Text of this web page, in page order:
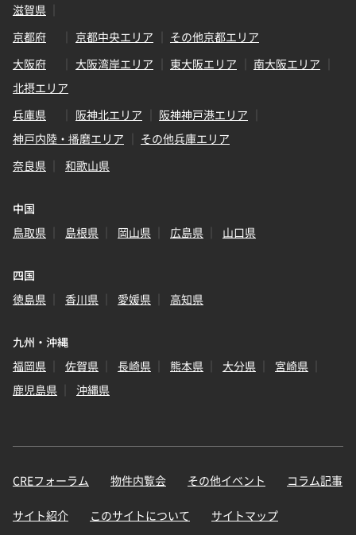
滋賀県
京都府
京都中央エリア
その他京都エリア
大阪府
大阪湾岸エリア 東大阪エリア
南大阪エリア
北摂エリア
兵庫県
阪神北エリア
阪神神戸港エリア
神戸内陸・播磨エリア
その他兵庫エリア
奈良県
和歌山県
中国
鳥取県
島根県 岡山県 広島県 山口県
四国
徳島県
香川県 愛媛県 高知県
九州・沖縄
福岡県
佐賀県 長崎県 熊本県 大分県
宮崎県
鹿児島県
沖縄県
CREフォーラム 物件内覧会 その他イベント コラム記事
サイト紹介 このサイトについて サイトマップ